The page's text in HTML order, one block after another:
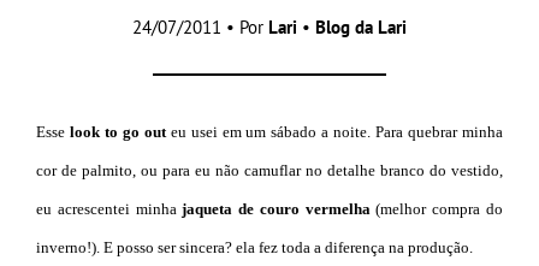
24/07/2011 • Por Lari • Blog da Lari
Esse look to go outeu usei em um sábado a noite. Para quebrar minha
cor de palmito, ou para eu não camuflar no detalhe branco do vestido,
eu acrescentei minhajaqueta de couro vermelha (melhor compra do
inverno!). E posso ser sincera? ela fez toda a diferença na produção.